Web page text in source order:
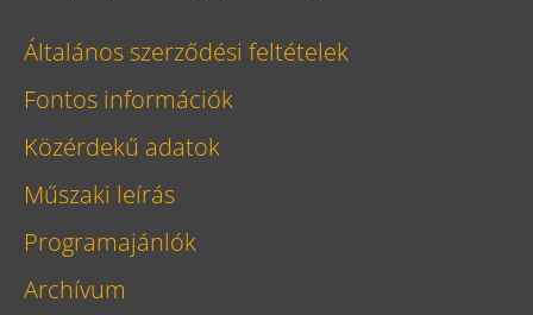
Általános szerződési feltételek
Fontos információk
Közérdekű adatok
Műszaki leírás
Programajánlók
Archívum